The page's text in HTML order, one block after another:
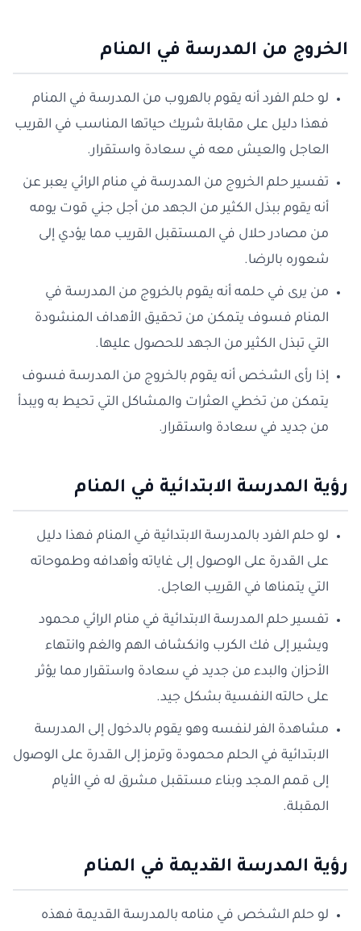
الخروج من المدرسة في المنام
لو حلم الفرد أنه يقوم بالهروب من المدرسة في المنام
فهذا دليل على مقابلة شريك حياتها المناسب في القريب
العاجل والعيش معه في سعادة واستقرار.
تفسير حلم الخروج من المدرسة في منام الرائي يعبر عن
أنه يقوم ببذل الكثير من الجهد من أجل جني قوت يومه
من مصادر حلال في المستقبل القريب مما يؤدي إلى
شعوره بالرضا.
من يرى في حلمه أنه يقوم بالخروج من المدرسة في
المنام فسوف يتمكن من تحقيق الأهداف المنشودة
التي تبذل الكثير من الجهد للحصول عليها.
إذا رأى الشخص أنه يقوم بالخروج من المدرسة فسوف
يتمكن من تخطي العثرات والمشاكل التي تحيط به ويبدأ
من جديد في سعادة واستقرار.
رؤية المدرسة الابتدائية في المنام
لو حلم الفرد بالمدرسة الابتدائية في المنام فهذا دليل
على القدرة على الوصول إلى غاياته وأهدافه وطموحاته
التي يتمناها في القريب العاجل.
تفسير حلم المدرسة الابتدائية في منام الرائي محمود
ويشير إلى فك الكرب وانكشاف الهم والغم وانتهاء
الأحزان والبدء من جديد في سعادة واستقرار مما يؤثر
على حالته النفسية بشكل جيد.
مشاهدة الفر لنفسه وهو يقوم بالدخول إلى المدرسة
الابتدائية في الحلم محمودة وترمز إلى القدرة على الوصول
إلى قمم المجد وبناء مستقبل مشرق له في الأيام
المقبلة.
رؤية المدرسة القديمة في المنام
لو حلم الشخص في منامه بالمدرسة القديمة فهذه